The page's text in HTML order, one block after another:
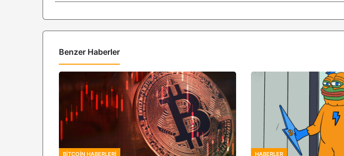
Benzer Haberler
BITCOIN HABERLERI HABERLER